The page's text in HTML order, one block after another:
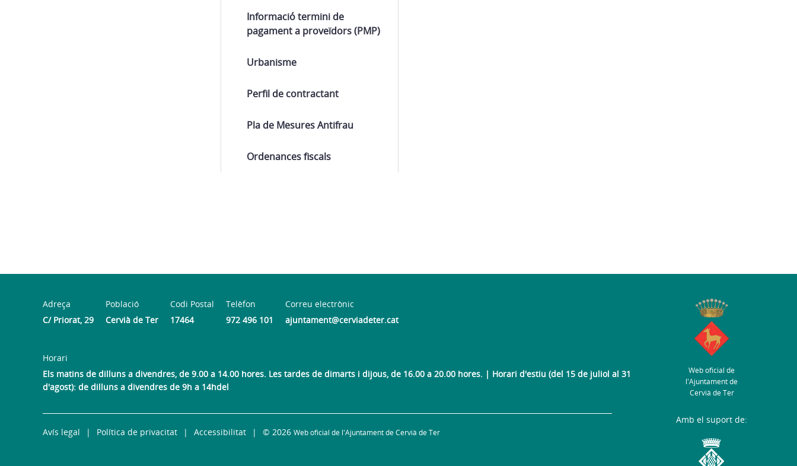
Informació termini de
pagament a proveïdors (PMP)
Urbanisme
Perfil de contractant
Pla de Mesures Antifrau
Ordenances fiscals
Adreça
C/ Priorat, 29
Població
Cervià de Ter
Codi Postal
17464
Telèfon
972 496 101
Correu electrònic
ajuntament@cerviadeter.cat
Horari
Els matins de dilluns a divendres, de 9.00 a 14.00 hores. Les tardes de dimarts i dijous, de 16.00 a 20.00 hores. | Horari d'estiu (del 15 de juliol al 31
d'agost): de dilluns a divendres de 9h a 14hdel
Web oficial de
l'Ajuntament de
Cervià de Ter
Avís legal Política de privacitat Accessibilitat © 2026 Web oficial de l'Ajuntament de Cervià de Ter
Amb el suport de: